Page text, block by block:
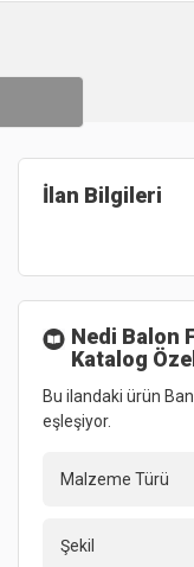
İlan Bilgileri
Nedi Balon
Katalog
Bu ilandaki ürün
eşleşiyor.
Malzeme Türü
Şekil